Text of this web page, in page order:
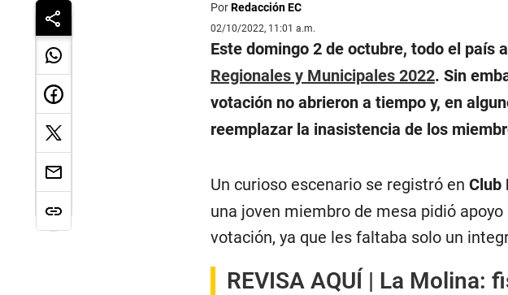
PorRedacción EC
02/10/2022, 11:01 a.m.
Este domingo 2 de octubre, todo el país
Regionales y Municipales 2022. Sin
votación no abrieron a tiempo y, en
reemplazar la inasistencia de los
Un curioso escenario se registró en Club
una joven miembro de mesa pidió
votación, ya que les faltaba solo un
REVISA AQUÍ | La Molina: